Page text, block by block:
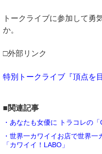
トークライブに参加して勇
か。
□外部リンク
特別トークライブ『頂点を
■関連記事
・あなたも女優に トラコレの「
・世界一カワイイお店で世界
「カワイイ！LABO」